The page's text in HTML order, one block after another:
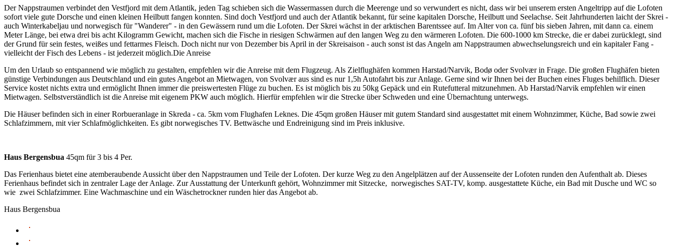
Der Nappstraumen verbindet den Vestfjord mit dem Atlantik, jeden Tag schieben sich die Wassermassen durch die Meerenge und so verwundert es nicht, dass wir bei unserem ersten Angeltripp auf die Lofoten
sofort viele gute Dorsche und einen kleinen Heilbutt fangen konnten. Sind doch Vestfjord und auch der Atlantik bekannt, für seine kapitalen Dorsche, Heilbutt und Seelachse. Seit Jahrhunderten laicht der Skrei -
auch Winterkabeljau und norwegisch für "Wanderer" - in den Gewässern rund um die Lofoten. Der Skrei wächst in der arktischen Barentssee auf. Im Alter von ca. fünf bis sieben Jahren, mit dann ca. einem
Meter Länge, bei etwa drei bis acht Kilogramm Gewicht, machen sich die Fische in riesigen Schwärmen auf den langen Weg zu den wärmeren Lofoten. Die 600-1000 km Strecke, die er dabei zurücklegt, sind
der Grund für sein festes, weißes und fettarmes Fleisch. Doch nicht nur von Dezember bis April in der Skreisaison - auch sonst ist das Angeln am Nappstraumen abwechselungsreich und ein kapitaler Fang -
vielleicht der Fisch des Lebens - ist jederzeit möglich.Die Anreise
Um den Urlaub so entspannend wie möglich zu gestalten, empfehlen wir die Anreise mit dem Flugzeug. Als Zielflughäfen kommen Harstad/Narvik, Bodø oder Svolvær in Frage. Die großen Flughäfen bieten
günstige Verbindungen aus Deutschland und ein gutes Angebot an Mietwagen, von Svolvær aus sind es nur 1,5h Autofahrt bis zur Anlage. Gerne sind wir Ihnen bei der Buchen eines Fluges behilflich. Dieser
Service kostet nichts extra und ermöglicht Ihnen immer die preiswertesten Flüge zu buchen. Es ist möglich bis zu 50kg Gepäck und ein Rutefutteral mitzunehmen. Ab Harstad/Narvik empfehlen wir einen
Mietwagen. Selbstverständlich ist die Anreise mit eigenem PKW auch möglich. Hierfür empfehlen wir die Strecke über Schweden und eine Übernachtung unterwegs.
Die Häuser befinden sich in einer Rorbueranlage in Skreda - ca. 5km vom Flughafen Leknes. Die 45qm großen Häuser mit gutem Standard sind ausgestattet mit einem Wohnzimmer, Küche, Bad sowie zwei
Schlafzimmern, mit vier Schlafmöglichkeiten. Es gibt norwegisches TV. Bettwäsche und Endreinigung sind im Preis inklusive.
Haus Bergensbua 45qm für 3 bis 4 Per.
Das Ferienhaus bietet eine atemberaubende Aussicht über den Nappstraumen und Teile der Lofoten. Der kurze Weg zu den Angelplätzen auf der Aussenseite der Lofoten runden den Aufenthalt ab. Dieses
Ferienhaus befindet sich in zentraler Lage der Anlage. Zur Ausstattung der Unterkunft gehört, Wohnzimmer mit Sitzecke, norwegisches SAT-TV, komp. ausgestattete Küche, ein Bad mit Dusche und WC so
wie zwei Schlafzimmer. Eine Wachmaschine und ein Wäschetrockner runden hier das Angebot ab.
Haus Bergensbua